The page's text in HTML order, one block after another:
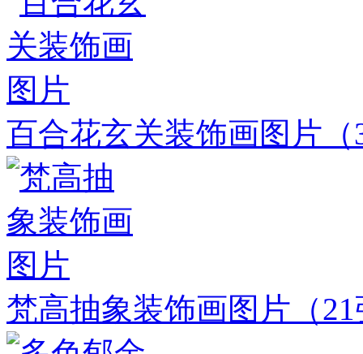
百合花玄关装饰画图片
梵高抽象装饰画图片 （